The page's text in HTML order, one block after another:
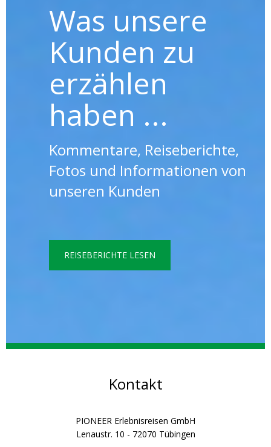
Was unsere
Kunden zu
erzählen
haben ...
Kommentare, Reiseberichte,
Fotos und Informationen von
unseren Kunden
REISEBERICHTE LESEN
Kontakt
PIONEER Erlebnisreisen GmbH
Lenaustr. 10 - 72070 Tübingen